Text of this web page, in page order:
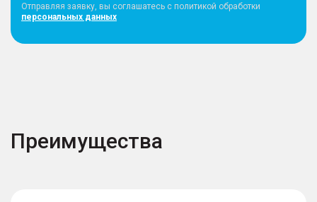
Отправляя заявку, вы соглашатесь с политикой обработки
персональных данных
Преимущества